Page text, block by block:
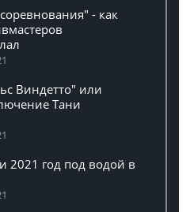
- как
Виндетто" или
Тани
2021 год под водой в